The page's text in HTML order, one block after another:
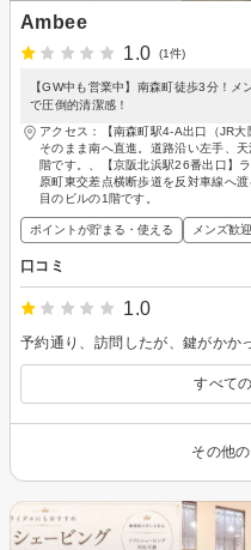
Ambee
1.0
(1件)
【GW中も営業中】南森町徒歩3分！
で圧倒的清潔感！
アクセス：【南森町駅4-A出口（JR大
そのまま南へ直進。道路沿い左手、
階です。、【京阪北浜駅26番出口】
原町東交差点横断歩道を反対車線へ
目のビルの1階です。
ポイントが貯まる・使える メンズ歓迎
口コミ
1.0
すべて
その他